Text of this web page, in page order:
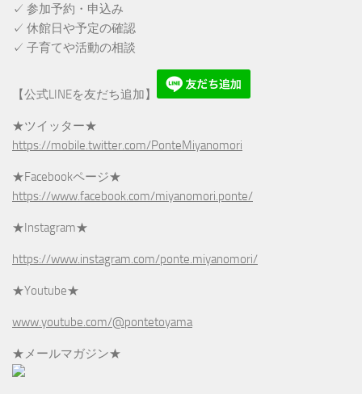
✓ 参加予約・申込み
✓ 休館日や予定の確認
✓ 子育てや活動の相談
【公式LINEを友だち追加】
★ツイッター★
https://mobile.twitter.com/PonteMiyanomori
★Facebookページ★
https://www.facebook.com/miyanomori.ponte/
★Instagram★
https://www.instagram.com/ponte.miyanomori/
★Youtube★
www.youtube.com/@pontetoyama
★メールマガジン★